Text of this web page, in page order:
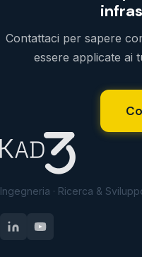
Contattaci per sapere
essere applicate ai
Ingegneria · Ricerca &